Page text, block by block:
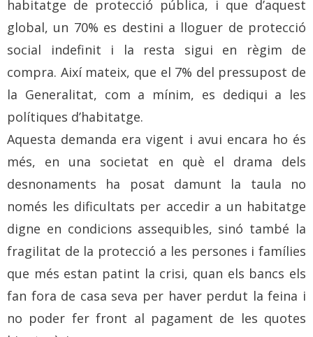
habitatge de protecció pública, i que d’aquest
global, un 70% es destini a lloguer de protecció
social indefinit i la resta sigui en règim de
compra. Així mateix, que el 7% del pressupost de
la Generalitat, com a mínim, es dediqui a les
polítiques d’habitatge.
Aquesta demanda era vigent i avui encara ho és
més, en una societat en què el drama dels
desnonaments ha posat damunt la taula no
només les dificultats per accedir a un habitatge
digne en condicions assequibles, sinó també la
fragilitat de la protecció a les persones i famílies
que més estan patint la crisi, quan els bancs els
fan fora de casa seva per haver perdut la feina i
no poder fer front al pagament de les quotes